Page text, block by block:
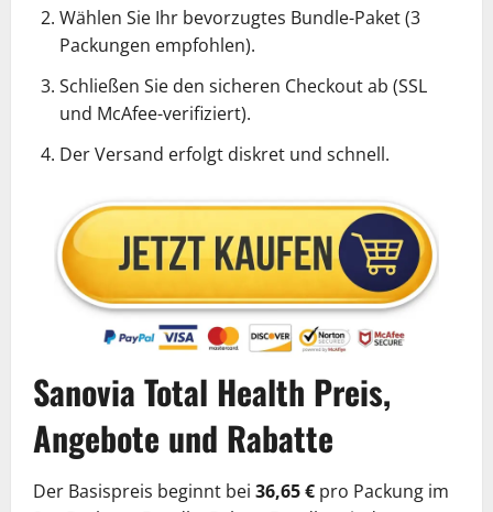
Wählen Sie Ihr bevorzugtes Bundle-Paket (3
Packungen empfohlen).
Schließen Sie den sicheren Checkout ab (SSL
und McAfee-verifiziert).
Der Versand erfolgt diskret und schnell.
Sanovia Total Health Preis,
Angebote und Rabatte
Der Basispreis beginnt bei 36,65 € pro Packung im